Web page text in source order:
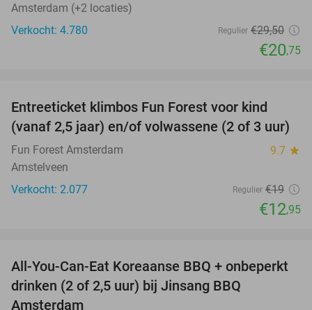
Amsterdam (+2 locaties)
Verkocht: 4.780
Regulier €29,50
€20,75
Entreeticket klimbos Fun Forest voor kind
(vanaf 2,5 jaar) en/of volwassene (2 of 3 uur)
Fun Forest Amsterdam 9.7 star
Amstelveen
Verkocht: 2.077
Regulier €19
€12,95
21%
All-You-Can-Eat Koreaanse BBQ + onbeperkt
drinken (2 of 2,5 uur) bij Jinsang BBQ
Amsterdam